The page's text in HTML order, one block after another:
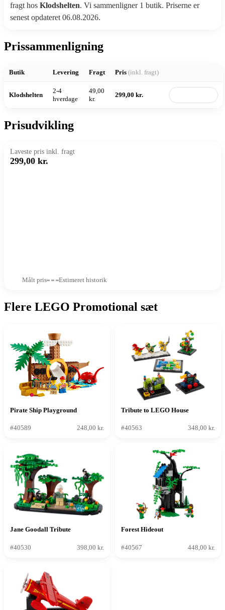
fragt hos Klodshelten. Vi sammenligner 1 butik. Priserne er
senest opdateret 06.08.2026.
Prissammenligning
Butik Levering Fragt Pris (inkl. fragt)
Klodshelten
2-4
hverdage
49,00
kr.
299,00 kr.
Prisudvikling
Laveste pris inkl. fragt
299,00 kr.
Målt pris Estimeret historik
Flere LEGO Promotional sæt
Pirate Ship Playground
#40589 248,00 kr.
Tribute to LEGO House
#40563 348,00 kr.
Jane Goodall Tribute
#40530 398,00 kr.
Forest Hideout
#40567 448,00 kr.